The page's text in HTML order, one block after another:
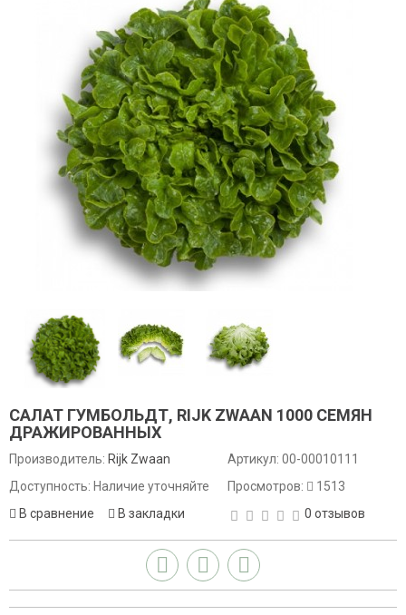
САЛАТ ГУМБОЛЬДТ, RIJK ZWAAN 1000 СЕМЯН
ДРАЖИРОВАННЫХ
Производитель: Rijk Zwaan
Доступность: Наличие уточняйте
В сравнение
В закладки
Артикул: 00-00010111
Просмотров:
1513
0 отзывов